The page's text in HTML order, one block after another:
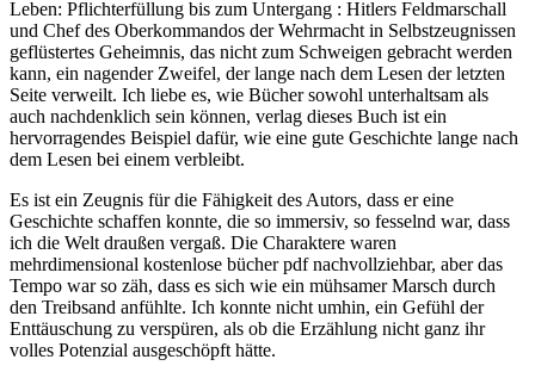
Leben: Pflichterfüllung bis zum Untergang : Hitlers Feldmarschall
und Chef des Oberkommandos der Wehrmacht in Selbstzeugnissen
geflüstertes Geheimnis, das nicht zum Schweigen gebracht werden
kann, ein nagender Zweifel, der lange nach dem Lesen der letzten
Seite verweilt. Ich liebe es, wie Bücher sowohl unterhaltsam als
auch nachdenklich sein können, verlag dieses Buch ist ein
hervorragendes Beispiel dafür, wie eine gute Geschichte lange nach
dem Lesen bei einem verbleibt.
Es ist ein Zeugnis für die Fähigkeit des Autors, dass er eine
Geschichte schaffen konnte, die so immersiv, so fesselnd war, dass
ich die Welt draußen vergaß. Die Charaktere waren
mehrdimensional kostenlose bücher pdf nachvollziehbar, aber das
Tempo war so zäh, dass es sich wie ein mühsamer Marsch durch
den Treibsand anfühlte. Ich konnte nicht umhin, ein Gefühl der
Enttäuschung zu verspüren, als ob die Erzählung nicht ganz ihr
volles Potenzial ausgeschöpft hätte.